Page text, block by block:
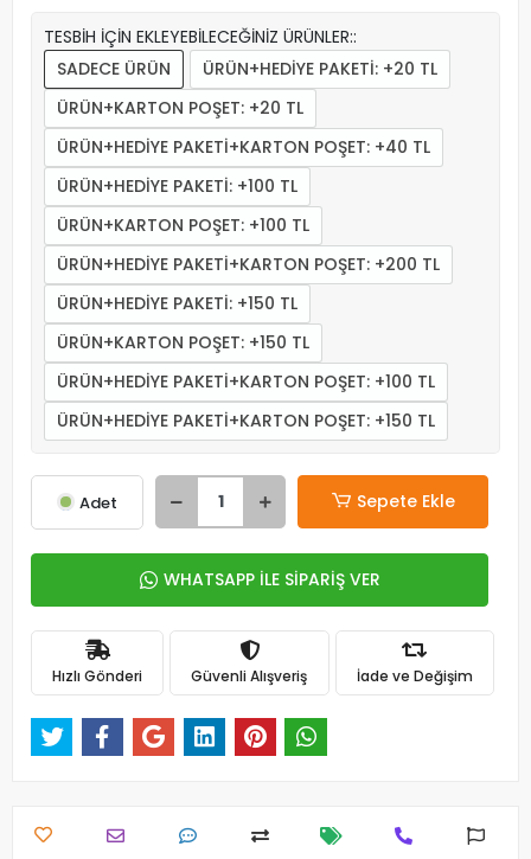
TESBİH İÇİN EKLEYEBİLECEĞİNİZ ÜRÜNLER::
SADECE ÜRÜN
ÜRÜN+HEDİYE PAKETİ: +20 TL
ÜRÜN+KARTON POŞET: +20 TL
ÜRÜN+HEDİYE PAKETİ+KARTON POŞET: +40 TL
ÜRÜN+HEDİYE PAKETİ: +100 TL
ÜRÜN+KARTON POŞET: +100 TL
ÜRÜN+HEDİYE PAKETİ+KARTON POŞET: +200 TL
ÜRÜN+HEDİYE PAKETİ: +150 TL
ÜRÜN+KARTON POŞET: +150 TL
ÜRÜN+HEDİYE PAKETİ+KARTON POŞET: +100 TL
ÜRÜN+HEDİYE PAKETİ+KARTON POŞET: +150 TL
Adet Sepete Ekle
WHATSAPP İLE SİPARİŞ VER
Hızlı Gönderi Güvenli Alışveriş İade ve Değişim